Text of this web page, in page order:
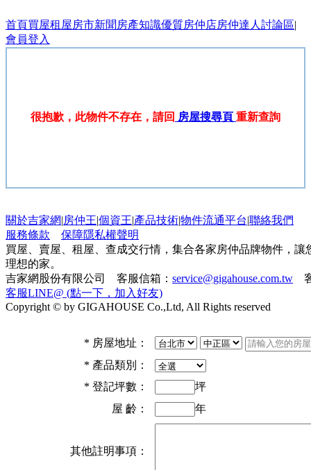
首頁買屋租屋房市新聞 房產知識優質房仲店房仲達人 討論區|
會員登入
很抱歉，此物件不存在，請回 房屋搜尋頁 重新查詢
關於吉家網|房仲王|個資王|產品技術|物件流通平台|聯絡我們
服務條款
保障隱私權聲明
買屋、賣屋、租屋、查成交行情，集合各家房仲品牌物件，
理想的家。
吉家網股份有限公司 客服信箱： service@gigahouse.com.tw
客服LINE@ (點一下，加入好友)
Copyright © by GIGAHOUSE Co.,Ltd, All Rights reserved